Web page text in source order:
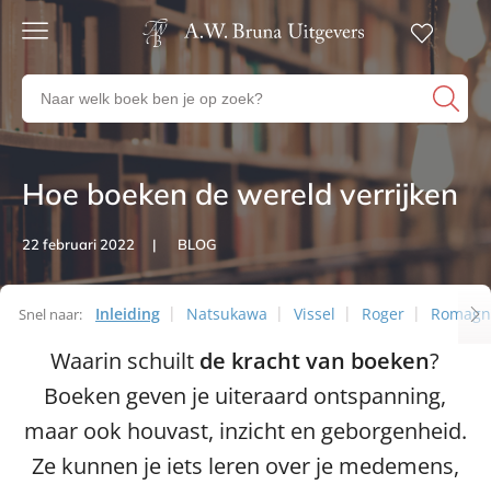
Gratis
23:00
besteld,
volgende
werkdag
in huis
betalen
Gratis
Zoeken
naar
boeken,
auteurs
en
uitgevers
Artikelen
Hoe boeken de wereld verrijken
22 februari 2022 BLOG
Snel naar: Inleiding Natsukawa Vissel Roger
Artikelen
Waarin schuilt de kracht van boeken?
Boeken geven je uiteraard ontspanning,
maar ook houvast, inzicht en geborgenheid.
Ze kunnen je iets leren over je medemens,